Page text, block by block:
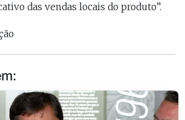
das vendas locais do produto”.